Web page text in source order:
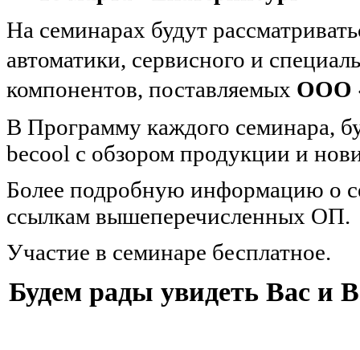
На семинарах будут
автоматики, сервисного и
компонентов, поставляемых ООО
В Программу каждого семинара,
becool с обзором продукции и
Более подробную информацию о
ссылкам вышеперечисленных ОП.
Участие в семинаре бесплатное.
Будем рады увидеть Вас и